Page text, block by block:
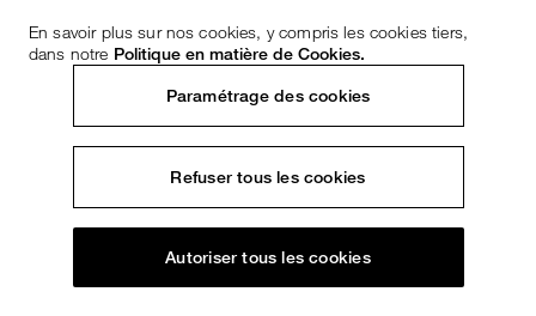
En savoir plus sur nos cookies, y compris les cookies tiers,
dans notre Politique en matière de Cookies.
Paramétrage des cookies
Refuser tous les cookies
Autoriser tous les cookies